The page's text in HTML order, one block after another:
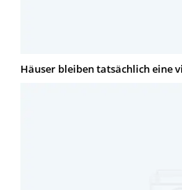
Häuser bleiben tatsächlich eine